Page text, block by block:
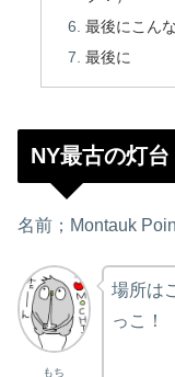
最後にこん
最後に
NY最古の灯台
名前；Montauk
もち
場所は
っこ！